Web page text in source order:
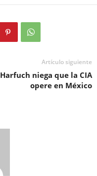
Artículo siguiente
Harfuch niega que la CIA
opere en México